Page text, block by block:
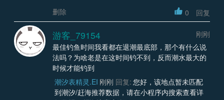
删除
0 回复
游客_79154
刚刚
最佳钓鱼时间我看都在退潮最底部，那个有什么说
法吗？为啥老是在这时间钓不到，反而潮水最大的
时候才能钓到
潮汐表精灵.EI 刚刚 回复: 您好，该地点暂未匹配
到潮汐/赶海推荐数据，请在小程序内搜索查看详